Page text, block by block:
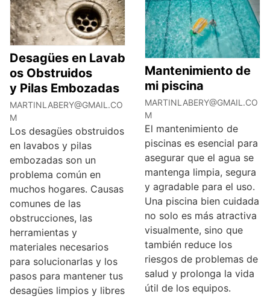
Desagües en Lavab
os Obstruidos
y Pilas Embozadas
MARTINLABERY@GMAIL.CO
M
Los desagües obstruidos
en lavabos y pilas
embozadas son un
problema común en
muchos hogares. Causas
comunes de las
obstrucciones, las
herramientas y
materiales necesarios
para solucionarlas y los
pasos para mantener tus
desagües limpios y libres
Mantenimiento de
mi piscina
MARTINLABERY@GMAIL.CO
M
El mantenimiento de
piscinas es esencial para
asegurar que el agua se
mantenga limpia, segura
y agradable para el uso.
Una piscina bien cuidada
no solo es más atractiva
visualmente, sino que
también reduce los
riesgos de problemas de
salud y prolonga la vida
útil de los equipos.